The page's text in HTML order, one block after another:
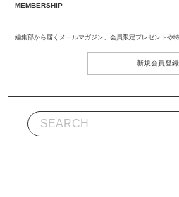
MEMBERSHIP
編集部から届くメールマガジン、会員限定プレゼントや
新規会員登録